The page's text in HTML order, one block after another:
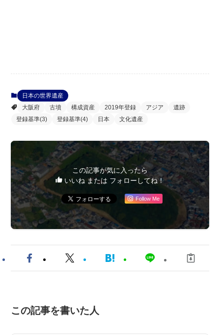
日本の世界遺産
大阪府
古墳 構成資産 2019年登録 アジア
遺跡
登録基準(3)
登録基準(4) 日本 文化遺産
この記事が気に入ったら
いいね または フォローしてね！
Follow Me
この記事を書いた人